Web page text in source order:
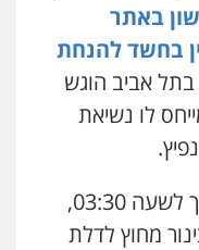
דין
צווארון לבן
נזיקין
באתר
בחשד להנחת
אביב הוגש
נגד נער בן 16, המייחס לו נשיאת
בלילה שבין ה-5 ל-6 ביולי, סמוך לשעה 03:30,
מחוץ לדלת